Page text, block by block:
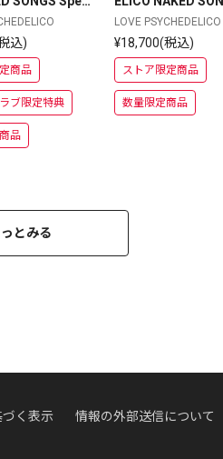
生産限定ボ
ト | CD＋アナ
セットテープ
込)
商品
ブ限定特典
品
ecial Box | 完全生
ボックスセット |
ナログ盤＋カセッ
プ＋半被
LOVE PSYCHEDELICO
¥18,700(税込)
ストア限定商品
数量限定商品
とみる
く表示 情報の外部送信について